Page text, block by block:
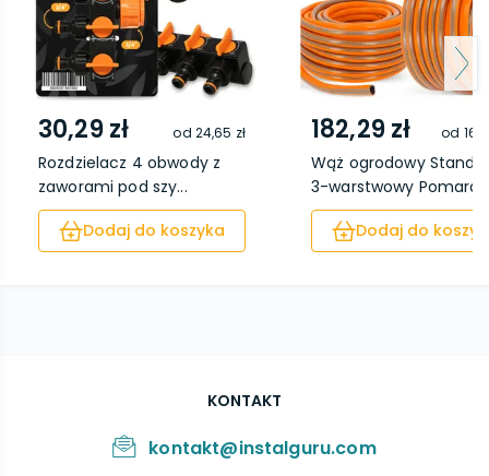
30,29 zł od 24,65 zł
Rozdzielacz 4 obwody z
zaworami pod szy...
Dodaj do koszyka
182,29 zł od
Wąż ogrodowy
3-warstwowy Pomara...
Dodaj do
KONTAKT
kontakt@instalguru.com